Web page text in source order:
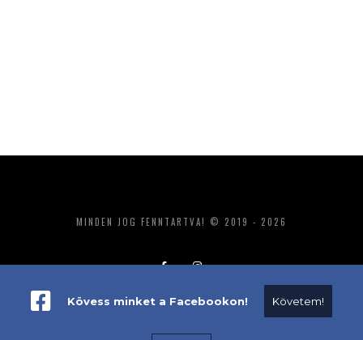
MINDEN JOG FENNTARTVA! © 2019 - 2026
ADATKEZELÉS IMPRESSZUM MÉDIAAJÁNLAT
Kövess minket a Facebookon! Követem!